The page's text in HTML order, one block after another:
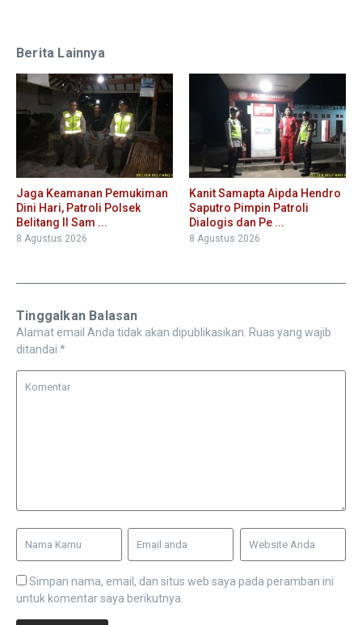
Berita Lainnya
Jaga Keamanan Pemukiman
Dini Hari, Patroli Polsek
Belitang II Sam ...
8 Agustus 2026
Kanit Samapta Aipda Hendro
Saputro Pimpin Patroli
Dialogis dan Pe ...
8 Agustus 2026
Tinggalkan Balasan
Alamat email Anda tidak akan dipublikasikan. Ruas yang wajib
ditandai *
Simpan nama, email, dan situs web saya pada peramban ini
untuk komentar saya berikutnya.